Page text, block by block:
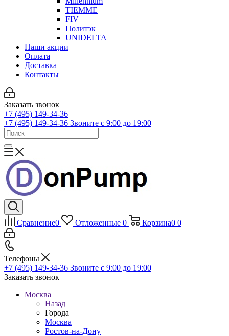
TIEMME
FIV
Политэк
UNIDELTA
Наши акции
Оплата
Доставка
Контакты
Заказать звонок
+7 (495) 149-34-36
+7 (495) 149-34-36 Звоните с 9:00 до 19:00
Сравнение0 Отложенные 0 Корзина0 0
Телефоны
+7 (495) 149-34-36 Звоните с 9:00 до 19:00
Заказать звонок
Москва
Назад
Города
Москва
Ростов-на-Дону